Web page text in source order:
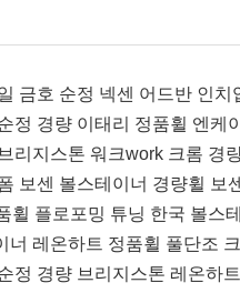
금호 순정 넥센 어드반 인
정 경량 이태리 정품휠 엔케
리지스톤 워크work 크롬 경
보센 볼스테이너 경량휠
휠 플로포밍 튜닝 한국 볼스
너 레온하트 정품휠 풀단조
정 경량 브리지스톤 레온하트